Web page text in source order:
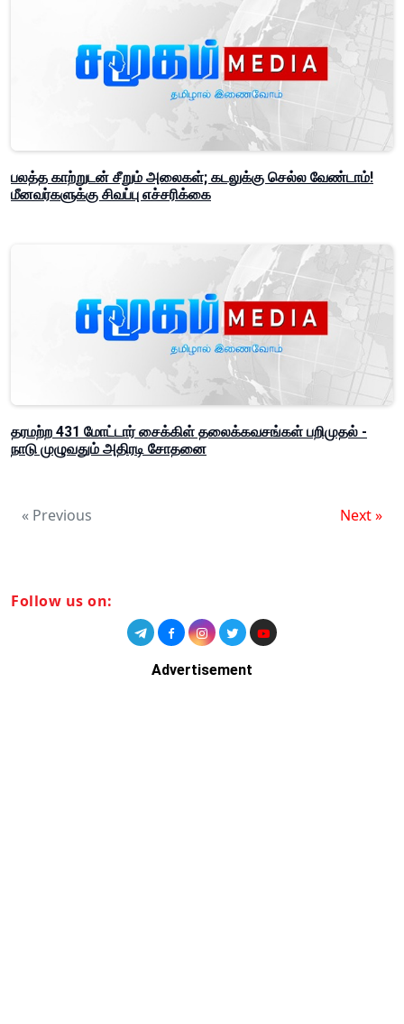
பலத்த காற்றுடன் சீறும் அலைகள்; கடலுக்கு செல்ல வேண்டாம்!
மீனவர்களுக்கு சிவப்பு எச்சரிக்கை
தரமற்ற 431 மோட்டார் சைக்கிள் தலைக்கவசங்கள் பறிமுதல் -
நாடு முழுவதும் அதிரடி சோதனை
« Previous Next »
Follow us on:
Advertisement